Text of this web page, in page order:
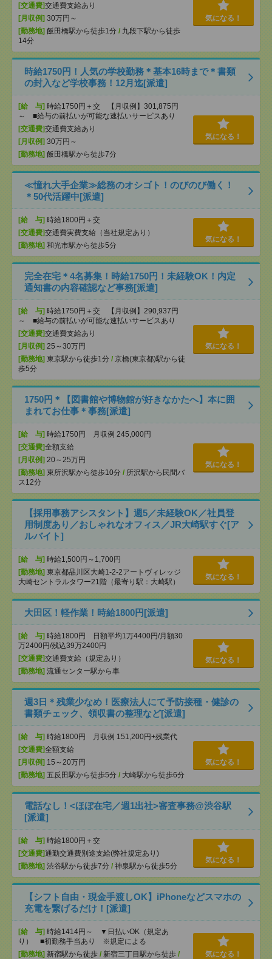
[交通費]交通費支給あり
[月収例] 30万円～
[勤務地] 飯田橋駅から徒歩1分 / 九段下駅から徒歩
14分
気になる！
時給1750円！人気の学校勤務＊基本16時まで＊書類
の封入など学校事務！12月迄[派遣]
[給 与] 時給1750円＋交 【月収例】301,875円
～ ■給与の前払いが可能な速払いサービスあり
[交通費]交通費支給あり
[月収例] 30万円～
[勤務地] 飯田橋駅から徒歩7分
気になる！
≪憧れ大手企業≫総務のオシゴト！のびのび働く！
＊50代活躍中[派遣]
[給 与] 時給1800円＋交
[交通費]交通費実費支給（当社規定あり）
[勤務地] 和光市駅から徒歩5分
気になる！
完全在宅＊4名募集！時給1750円！未経験OK！内定
通知書の内容確認など事務[派遣]
[給 与] 時給1750円＋交 【月収例】290,937円
～ ■給与の前払いが可能な速払いサービスあり
[交通費]交通費支給あり
[月収例] 25～30万円
[勤務地] 東京駅から徒歩1分 / 京橋(東京都)駅から徒
歩5分
気になる！
1750円＊【図書館や博物館が好きなかたへ】本に囲
まれてお仕事＊事務[派遣]
[給 与] 時給1750円 月収例 245,000円
[交通費]全額支給
[月収例] 20～25万円
[勤務地] 東所沢駅から徒歩10分 / 所沢駅から民間バ
ス12分
気になる！
【採用事務アシスタント】週5／未経験OK／社員登
用制度あり／おしゃれなオフィス／JR大崎駅すぐ[ア
ルバイト]
[給 与] 時給1,500円～1,700円
[勤務地] 東京都品川区大崎1-2-2アートヴィレッジ
大崎セントラルタワー21階（最寄り駅：大崎駅）
気になる！
大田区！軽作業！時給1800円[派遣]
[給 与] 時給1800円 日額平均1万4400円/月額30
万2400円/残込39万2400円
[交通費]交通費支給（規定あり）
[勤務地] 流通センター駅から車
気になる！
週3日＊残業少なめ！医療法人にて予防接種・健診の
書類チェック、領収書の整理など[派遣]
[給 与] 時給1800円 月収例 151,200円+残業代
[交通費]全額支給
[月収例] 15～20万円
[勤務地] 五反田駅から徒歩5分 / 大崎駅から徒歩6分
気になる！
電話なし！<ほぼ在宅／週1出社>審査事務@渋谷駅
[派遣]
[給 与] 時給1800円＋交
[交通費]通勤交通費別途支給(弊社規定あり)
[勤務地] 渋谷駅から徒歩7分 / 神泉駅から徒歩5分
気になる！
【シフト自由・現金手渡しOK】iPhoneなどスマホの
充電を繋げるだけ！[派遣]
[給 与] 時給1414円～ ▼日払いOK（規定あ
り） ■初勤務手当あり ※規定による
[勤務地] 新宿駅から徒歩 / 新宿三丁目駅から徒歩 /
気になる！